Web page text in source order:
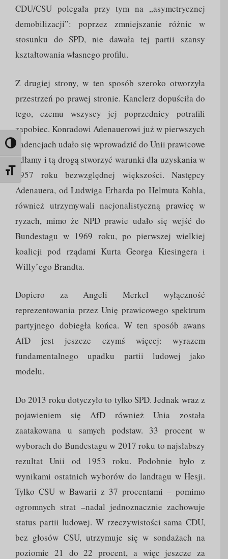
Toggle High Contrast
Toggle Font size
CDU/CSU polegała przy tym na „asymetrycznej
demobilizacji”: poprzez zmniejszanie różnic w
stosunku do SPD, nie dawała tej partii szansy
kształtowania własnego profilu.
Z drugiej strony, w ten sposób szeroko otworzyła
przestrzeń po prawej stronie. Kanclerz dopuściła do
tego, czemu wszyscy jej poprzednicy potrafili
zapobiec. Konradowi Adenauerowi już w pierwszych
kadencjach udało się wprowadzić do Unii prawicowe
odłamy i tą drogą stworzyć warunki dla uzyskania w
1957 roku bezwzględnej większości. Następcy
Adenauera, od Ludwiga Erharda po Helmuta Kohla,
również utrzymywali nacjonalistyczną prawicę w
ryzach, mimo że NPD prawie udało się wejść do
Bundestagu w 1969 roku, po pierwszej wielkiej
koalicji pod rządami Kurta Georga Kiesingera i
Willy’ego Brandta.
Dopiero za Angeli Merkel wyłączność
reprezentowania przez Unię prawicowego spektrum
partyjnego dobiegła końca. W ten sposób awans
AfD jest jeszcze czymś więcej: wyrazem
fundamentalnego upadku partii ludowej jako
modelu.
Do 2013 roku dotyczyło to tylko SPD. Jednak wraz z
pojawieniem się AfD również Unia została
zaatakowana u samych podstaw. 33 procent w
wyborach do Bundestagu w 2017 roku to najsłabszy
rezultat Unii od 1953 roku. Podobnie było z
wynikami ostatnich wyborów do landtagu w Hesji.
Tylko CSU w Bawarii z 37 procentami – pomimo
ogromnych strat –nadal jednoznacznie zachowuje
status partii ludowej. W rzeczywistości sama CDU,
bez głosów CSU, utrzymuje się w sondażach na
poziomie 21 do 22 procent, a więc jeszcze za